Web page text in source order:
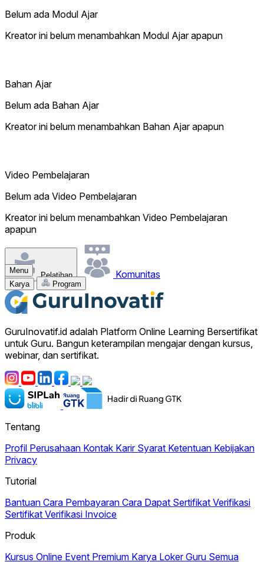
Belum ada Modul Ajar
Kreator ini belum menambahkan Modul Ajar apapun
Bahan Ajar
Belum ada Bahan Ajar
Kreator ini belum menambahkan Bahan Ajar apapun
Video Pembelajaran
Belum ada Video Pembelajaran
Kreator ini belum menambahkan Video Pembelajaran
apapun
Pelatihan Komunitas
Menu
Karya
Program
GuruInovatif.id adalah Platform Online Learning Bersertifikat
untuk Guru. Bangun keterampilan mengajar dengan kursus,
webinar, dan sertifikat.
Tentang
Profil Perusahaan Kontak Karir Syarat Ketentuan Kebijakan
Privacy
Tutorial
Bantuan Cara Pembayaran Cara Dapat Sertifikat Verifikasi
Sertifikat Verifikasi Invoice
Produk
Kursus Online Event Premium Karya Loker Guru Semua